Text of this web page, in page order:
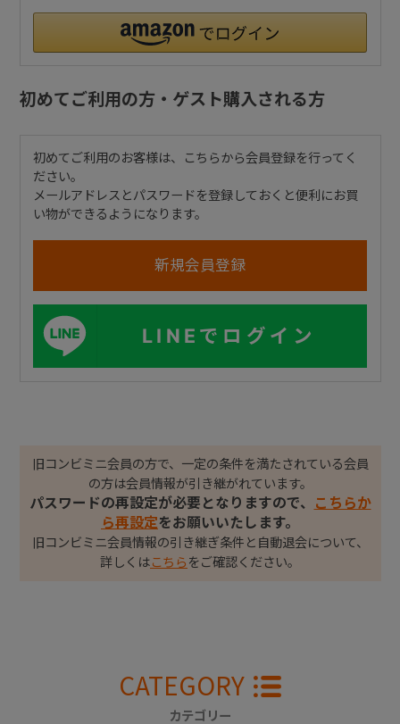
初めてご利用の方・ゲスト購入される方
初めてご利用のお客様は、こちらから会員登録を行ってく
ださい。
メールアドレスとパスワードを登録しておくと便利にお買
い物ができるようになります。
LINEでログイン
旧コンビミニ会員の方で、一定の条件を満たされている会員
の方は会員情報が引き継がれています。
パスワードの再設定が必要となりますので、
こちらか
ら再設定をお願いいたします。
旧コンビミニ会員情報の引き継ぎ条件と自動退会について、
詳しくはこちら をご確認ください。
CATEGORY
カテゴリー